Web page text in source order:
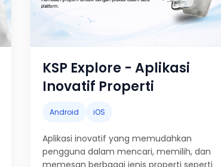
KSP Explore - Aplikasi
Inovatif Properti
Android iOS
Aplikasi inovatif yang memudahkan
pengguna dalam mencari, memilih, dan
memesan berbagai jenis properti seperti